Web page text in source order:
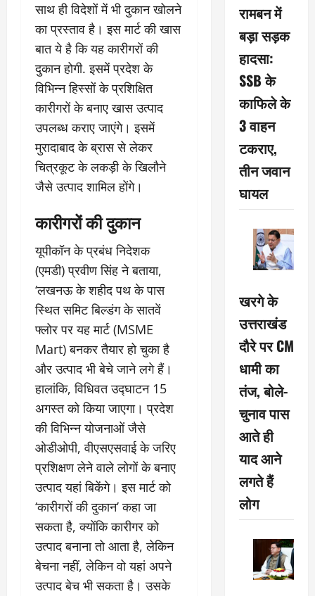
साथ ही विदेशों में भी दुकान खोलने
का प्रस्ताव है। इस मार्ट की खास
बात ये है कि यह कारीगरों की
दुकान होगी. इसमें प्रदेश के
विभिन्न हिस्सों के प्रशिक्षित
कारीगरों के बनाए खास उत्पाद
उपलब्ध कराए जाएंगे। इसमें
मुरादाबाद के ब्रास से लेकर
चित्रकूट के लकड़ी के खिलौने
जैसे उत्पाद शामिल होंगे।
कारीगरों की दुकान
यूपीकॉन के प्रबंध निदेशक
(एमडी) प्रवीण सिंह ने बताया,
‘लखनऊ के शहीद पथ के पास
स्थित समिट बिल्डंग के सातवें
फ्लोर पर यह मार्ट (MSME
Mart) बनकर तैयार हो चुका है
और उत्पाद भी बेचे जाने लगे हैं।
हालांकि, विधिवत उद्घाटन 15
अगस्त को किया जाएगा। प्रदेश
की विभिन्न योजनाओं जैसे
ओडीओपी, वीएसएसवाई के जरिए
प्रशिक्षण लेने वाले लोगों के बनाए
उत्पाद यहां बिकेंगे। इस मार्ट को
‘कारीगरों की दुकान’ कहा जा
सकता है, क्योंकि कारीगर को
उत्पाद बनाना तो आता है, लेकिन
बेचना नहीं, लेकिन वो यहां अपने
उत्पाद बेच भी सकता है। उसके
रामबन में
बड़ा सड़क
हादसा:
SSB के
काफिले के
3 वाहन
टकराए,
तीन जवान
घायल
खरगे के
उत्तराखंड
दौरे पर CM
धामी का
तंज, बोले-
चुनाव पास
आते ही
याद आने
लगते हैं
लोग